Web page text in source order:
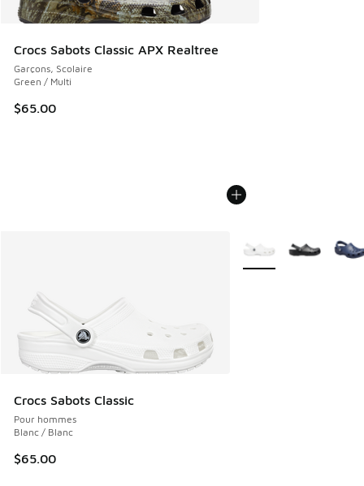
Crocs Sabots Classic APX Realtree
Garçons, Scolaire
Green / Multi
$65.00
Crocs Sabots Classic
Pour hommes
Blanc / Blanc
$65.00
Plus de couleurs